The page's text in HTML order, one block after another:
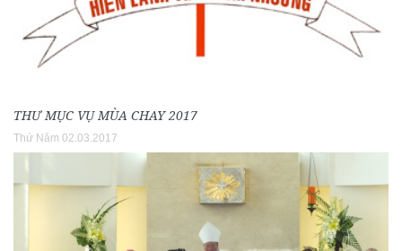
THƯ MỤC VỤ MÙA CHAY 2017
Thứ Năm 02.03.2017